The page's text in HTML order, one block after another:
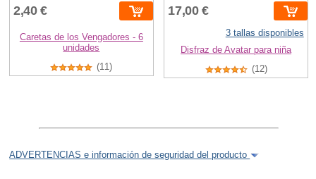
2,40 €
Caretas de los Vengadores - 6
unidades
(11)
17,00 €
3 tallas disponibles
Disfraz de Avatar para niña
(12)
ADVERTENCIAS e información de seguridad del producto